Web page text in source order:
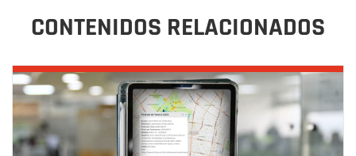
CONTENIDOS RELACIONADOS